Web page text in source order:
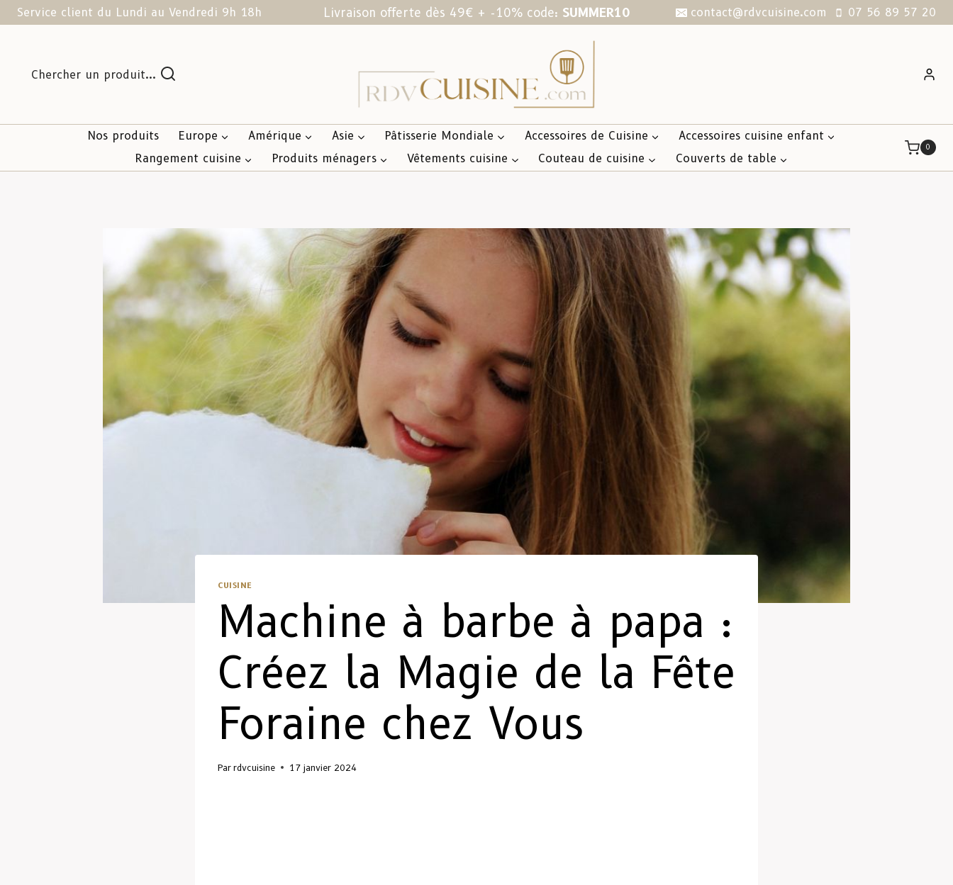
Service client du Lundi au Vendredi 9h 18h Livraison offerte dès 49€ + -10% code: SUMMER10 contact@rdvcuisine.com 07 56 89 57 20
Chercher un produit...
Nos produits Europe Amérique Asie Pâtisserie Mondiale Accessoires de Cuisine
Accessoires cuisine enfant
Rangement cuisine
Produits ménagers Vêtements cuisine Couteau de cuisine Couverts de table
0
CUISINE
Machine à barbe à papa :
Créez la Magie de la Fête
Foraine chez Vous
Par rdvcuisine 17 janvier 2024